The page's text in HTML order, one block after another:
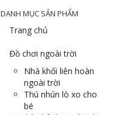
DANH MỤC SẢN PHẨM
Trang chủ
Đồ chơi ngoài trời
Nhà khối liên hoàn
ngoài trời
Thú nhún lò xo cho
bé